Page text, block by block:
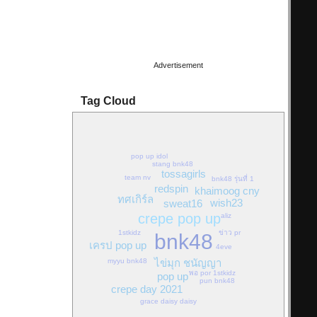
Advertisement
Tag Cloud
bnk48
crepe pop up
sweat16
ไข่มุก ชนัญญา
redspin
pop up
tossagirls
crepe day 2021
เครป pop up
ทศเกิร์ล wish23
khaimoog cny
1stkidz
grace daisy daisy
team nv
พอ por 1stkidz
myyu bnk48
stang bnk48
pun bnk48
ข่าว pr
pop up idol
4eve
aliz
bnk48 รุ่นที่ 1